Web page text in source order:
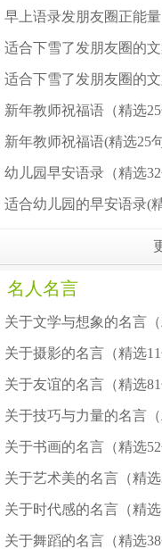
早上语录发朋友圈正能
适合下雪了发朋友圈的
适合下雪了发朋友圈的
新年教师祝福语（精选25
新年教师祝福语(精选25
幼儿园早安语录（精选32
适合幼儿园的早安语录(
名人名言
关于文学与想象的名言（
关于摄影的名言（精选11
关于友谊的名言（精选81
关于技巧与力量的名言（
关于书画的名言（精选52
关于艺术美的名言（精选
关于时代感的名言（精选
关于舞蹈的名言（精选38